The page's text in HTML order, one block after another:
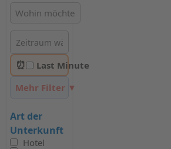
⏰
Last Minute
Mehr Filter ▼
Art der
Unterkunft
Hotel